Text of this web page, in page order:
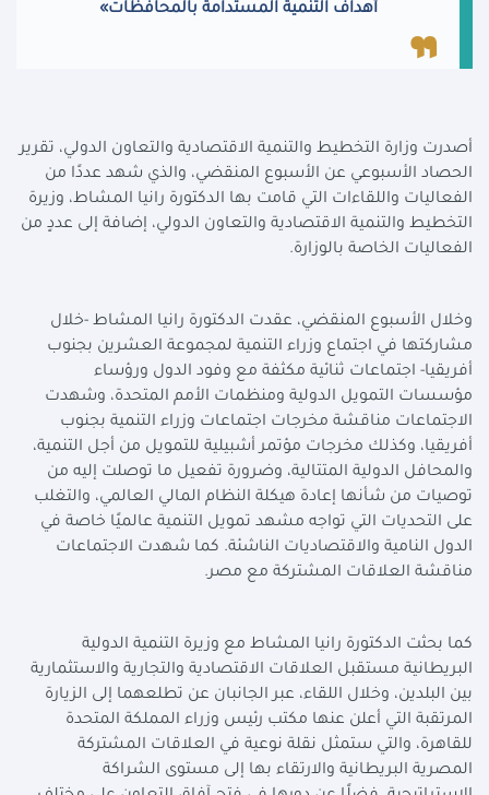
أهداف التنمية المستدامة بالمحافظات»
أصدرت وزارة التخطيط والتنمية الاقتصادية والتعاون الدولي، تقرير
الحصاد الأسبوعي عن الأسبوع المنقضي، والذي شهد عددًا من
الفعاليات واللقاءات التي قامت بها الدكتورة رانيا المشاط، وزيرة
التخطيط والتنمية الاقتصادية والتعاون الدولي، إضافة إلى عددٍ من
الفعاليات الخاصة بالوزارة.
وخلال الأسبوع المنقضي، عقدت الدكتورة رانيا المشاط -خلال
مشاركتها في اجتماع وزراء التنمية لمجموعة العشرين بجنوب
أفريقيا- اجتماعات ثنائية مكثفة مع وفود الدول ورؤساء
مؤسسات التمويل الدولية ومنظمات الأمم المتحدة، وشهدت
الاجتماعات مناقشة مخرجات اجتماعات وزراء التنمية بجنوب
أفريقيا، وكذلك مخرجات مؤتمر أشبيلية للتمويل من أجل التنمية،
والمحافل الدولية المتتالية، وضرورة تفعيل ما توصلت إليه من
توصيات من شأنها إعادة هيكلة النظام المالي العالمي، والتغلب
على التحديات التي تواجه مشهد تمويل التنمية عالميًا خاصة في
الدول النامية والاقتصاديات الناشئة. كما شهدت الاجتماعات
مناقشة العلاقات المشتركة مع مصر.
كما بحثت الدكتورة رانيا المشاط مع وزيرة التنمية الدولية
البريطانية مستقبل العلاقات الاقتصادية والتجارية والاستثمارية
بين البلدين، وخلال اللقاء، عبر الجانبان عن تطلعهما إلى الزيارة
المرتقبة التي أعلن عنها مكتب رئيس وزراء المملكة المتحدة
للقاهرة، والتي ستمثل نقلة نوعية في العلاقات المشتركة
المصرية البريطانية والارتقاء بها إلى مستوى الشراكة